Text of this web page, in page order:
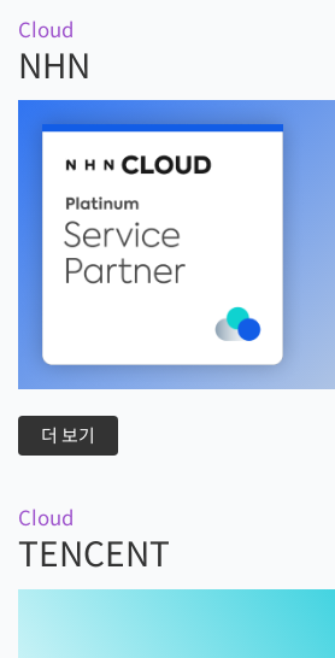
Cloud
NHN
더 보기
Cloud
TENCENT